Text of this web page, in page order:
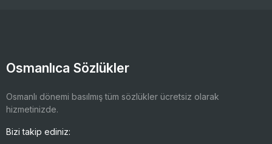
Osmanlıca Sözlükler
Osmanlı dönemi basılmış tüm sözlükler ücretsiz olarak
hizmetinizde.
Bizi takip ediniz: